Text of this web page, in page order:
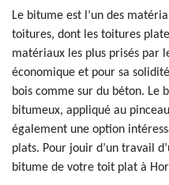
Le bitume est l’un des
toitures, dont les toitures
matériaux les plus prisés par
économique et pour sa
bois comme sur du béton. Le
bitumeux, appliqué au
également une option
plats. Pour jouir d’un travail
bitume de votre toit plat à